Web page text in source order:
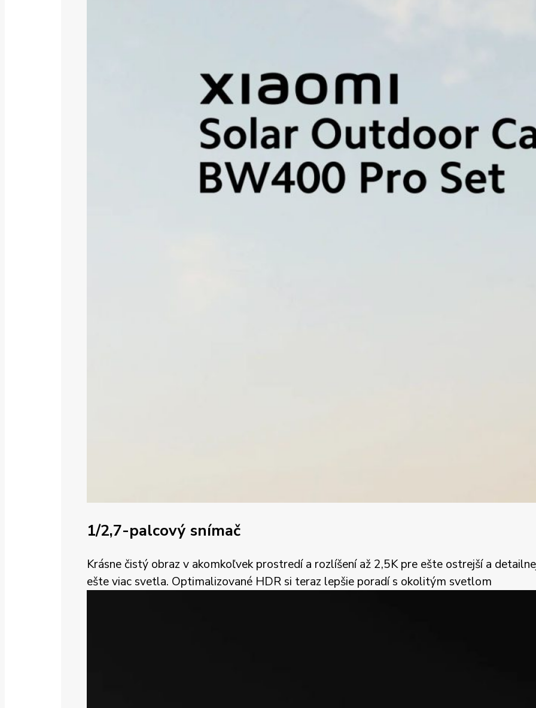
1/2,7-palcový snímač
Krásne čistý obraz v akomkoľvek prostredí a rozlíšení až 2,5K pre ešte ostrejší a
ešte viac svetla. Optimalizované HDR si teraz lepšie poradí s okolitým svetlom